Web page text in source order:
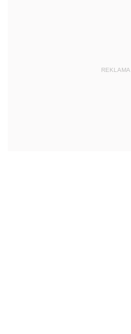
REKLAMA